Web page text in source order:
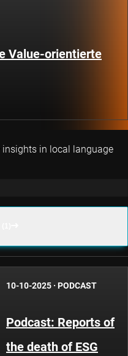
Value-orientierte
insights in local language
10-10-2025 · PODCAST
Podcast: Reports of
the death of ESG